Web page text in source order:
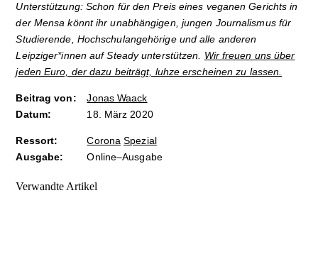
Unterstützung: Schon für den Preis eines veganen Gerichts in
der Mensa könnt ihr unabhängigen, jungen Journalismus für
Studierende, Hochschulangehörige und alle anderen
Leipziger*innen auf Steady unterstützen. Wir freuen uns über
jeden Euro, der dazu beiträgt, luhze erscheinen zu lassen.
Beitrag von:
Jonas Waack
Datum:
18. März 2020
Ressort: Corona Spezial
Ausgabe:
Online–Ausgabe
Verwandte Artikel